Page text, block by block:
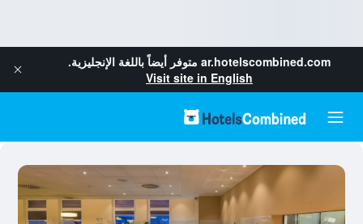
ar.hotelscombined.com متوفر أيضاً باللغة الإنجليزية.
Visit site in English